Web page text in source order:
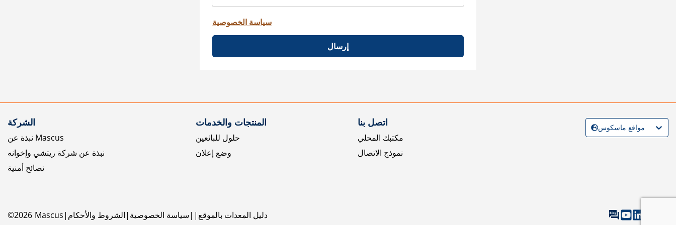
سياسة الخصوصية
إرسال
الشركة
نبذة عن Mascus
نبذة عن شركة ريتشي وإخوانه
نصائح أمنية
المنتجات والخدمات
حلول للبائعين
وضع إعلان
اتصل بنا
مكتبك المحلي
نموذج الاتصال
©2026 Mascus الشروط والأحكام سياسة الخصوصية دليل المعدات بالموقع
مواقع ماسكوس